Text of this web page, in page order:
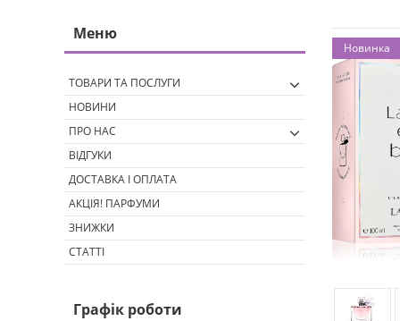
Новинка
ТОВАРИ ТА ПОСЛУГИ
НОВИНИ
ПРО НАС
ВІДГУКИ
ДОСТАВКА І ОПЛАТА
АКЦІЯ! ПАРФУМИ
ЗНИЖКИ
СТАТТІ
Графік роботи